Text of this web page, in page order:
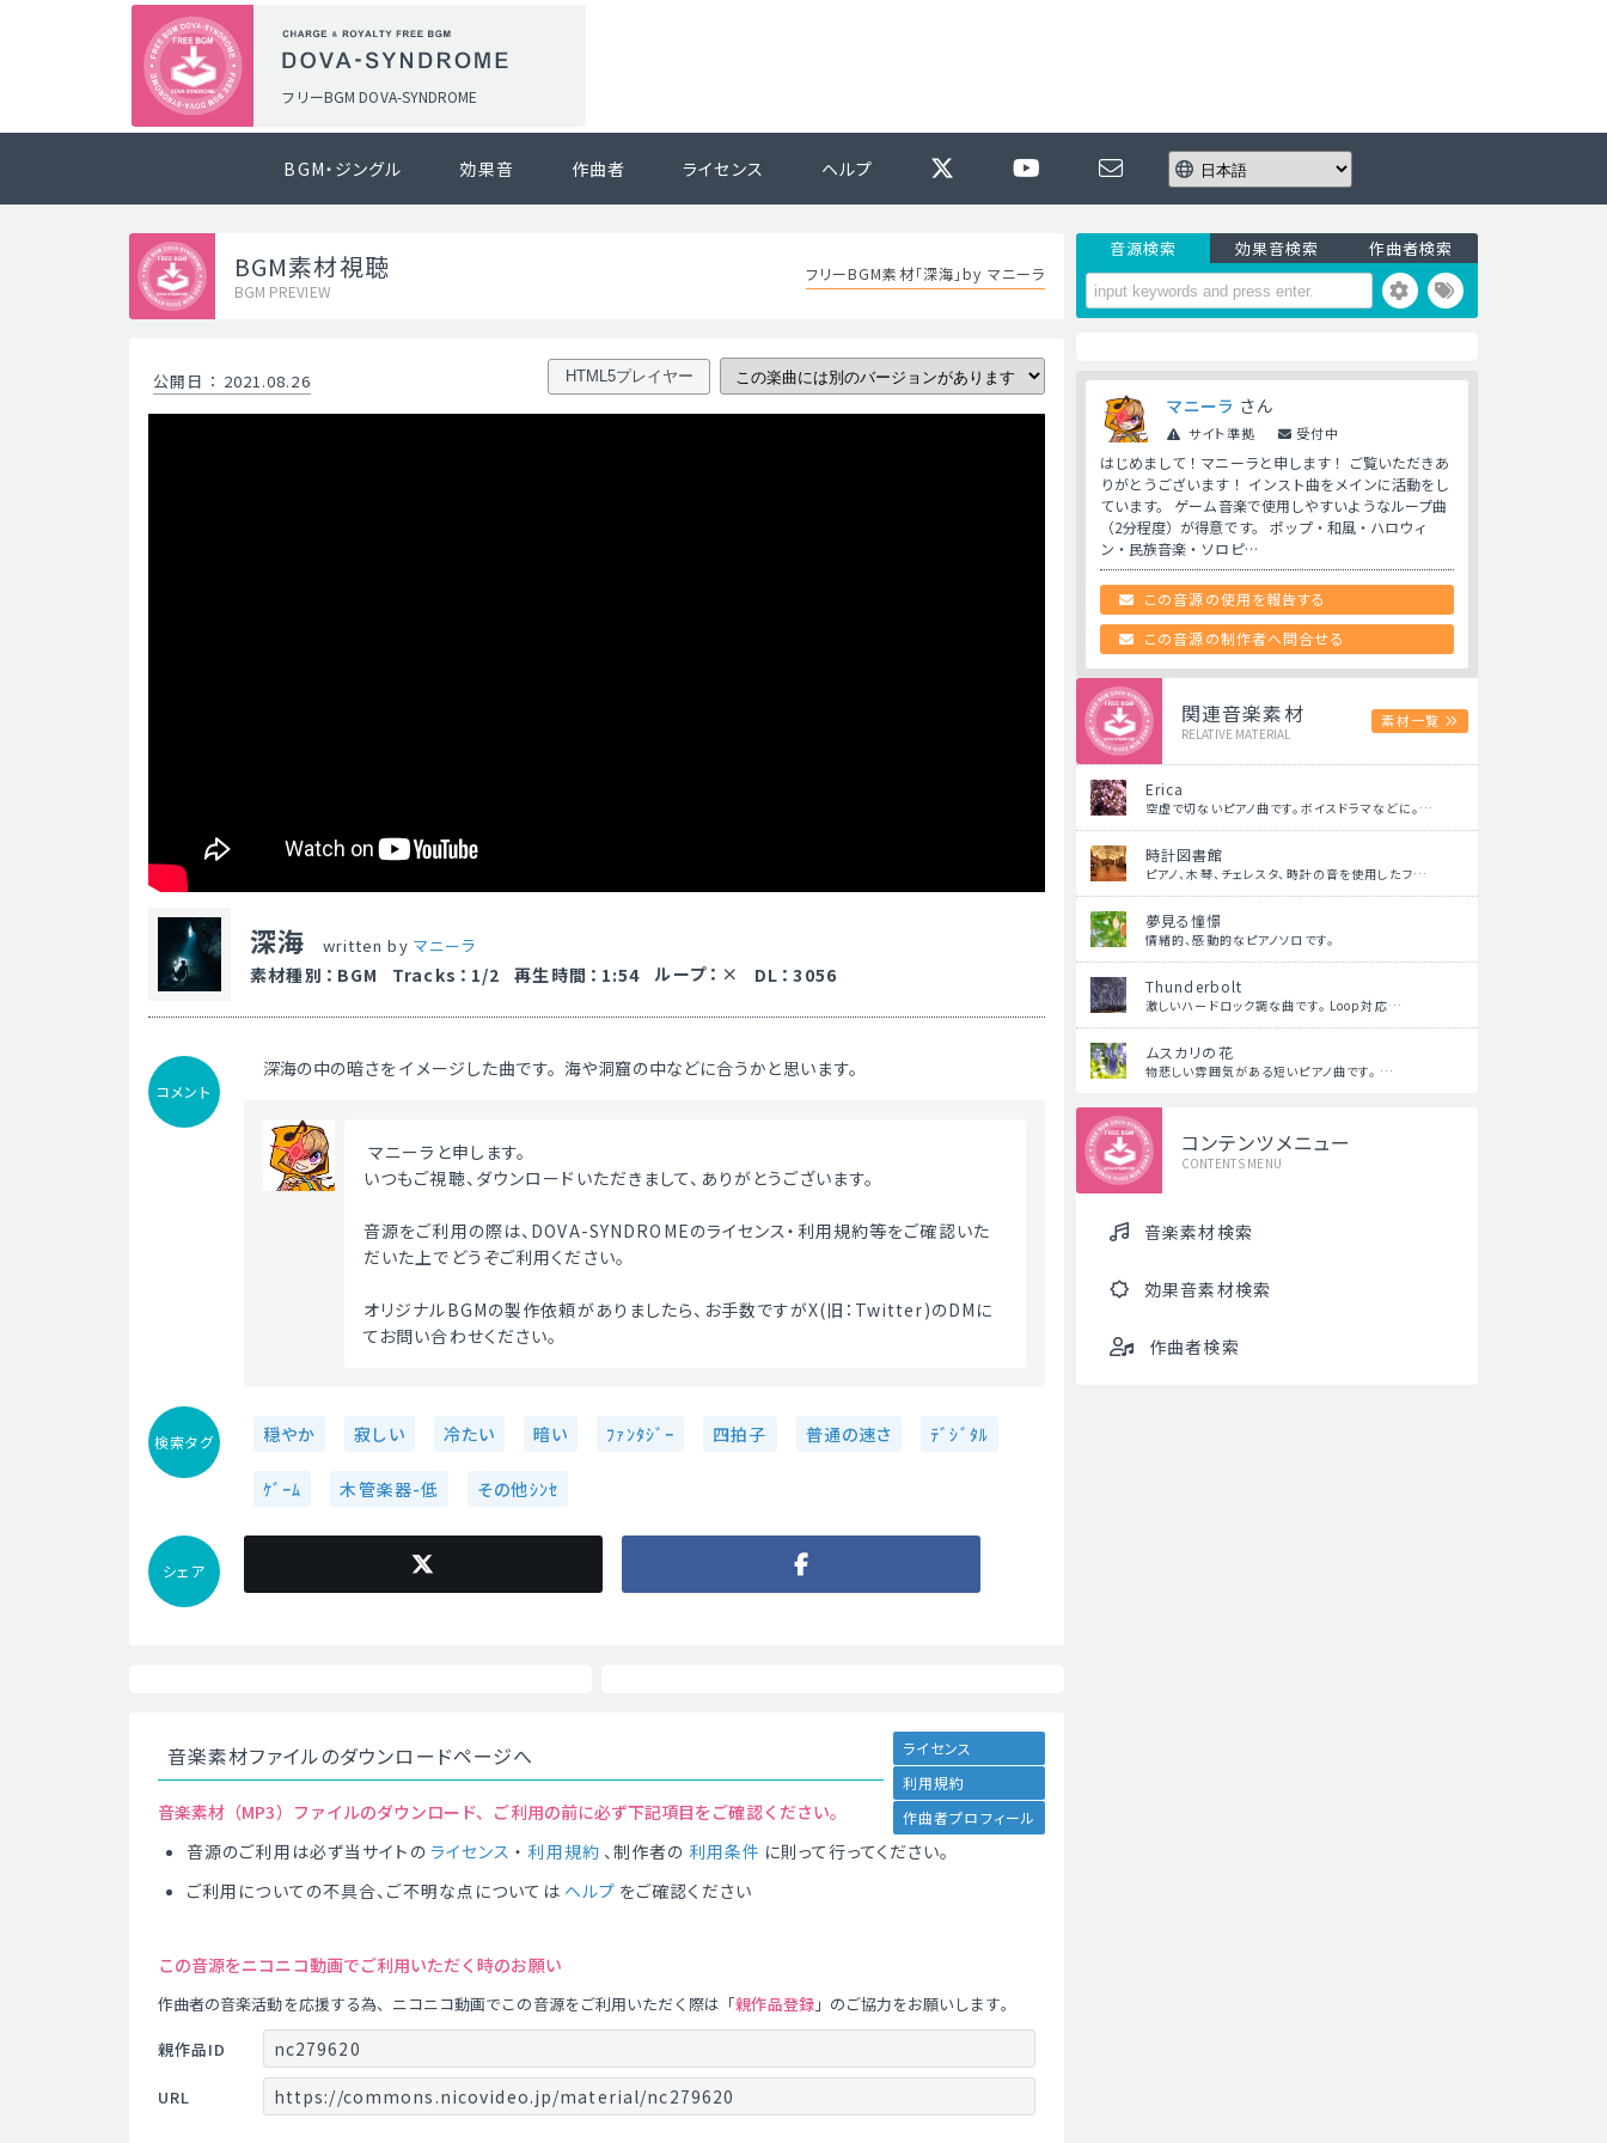
フリーBGM DOVA-SYNDROME
BGM・ジングル 効果音 作曲者 ライセンス ヘルプ
BGM素材視聴
BGM PREVIEW
フリーBGM素材「深海」by マニーラ
公開日 ： 2021.08.26 HTML5プレイヤー
深海 written by マニーラ
素材種別 ： BGM Tracks ： 1/2 再生時間 ： 1:54 ループ ： DL ： 3056
コメント
深海の中の暗さをイメージした曲です。海や洞窟の中などに合うかと思います。
マニーラと申します。
いつもご視聴、ダウンロードいただきまして、ありがとうございます。
音源をご利用の際は、DOVA-SYNDROMEのライセンス・利用規約等をご確認いた
だいた上でどうぞご利用ください。
オリジナルBGMの製作依頼がありましたら、お手数ですがX(旧：Twitter)のDMに
てお問い合わせください。
検索タグ 穏やか 寂しい 冷たい 暗い ﾌｧﾝﾀｼﾞｰ 四拍子 普通の速さ ﾃﾞｼﾞﾀﾙ
ｹﾞｰﾑ 木管楽器-低 その他ｼﾝｾ
シェア
音楽素材ファイルのダウンロードページへ
ライセンス
利用規約
作曲者プロフィール
音楽素材（MP3）ファイルのダウンロード、ご利用の前に必ず下記項目をご確認ください。
音源のご利用は必ず当サイトの ライセンス ・ 利用規約 、制作者の 利用条件 に則って行ってください。
ご利用についての不具合、ご不明な点については ヘルプ をご確認ください
この音源をニコニコ動画でご利用いただく時のお願い
作曲者の音楽活動を応援する為、ニコニコ動画でこの音源をご利用いただく際は「親作品登録」のご協力をお願いします。
親作品ID
nc279620
URL https://commons.nicovideo.jp/material/nc279620
音源検索 効果音検索 作曲者検索
マニーラ さん
サイト準拠 受付中
はじめまして！マニーラと申します！ ご覧いただきあ
りがとうございます！ インスト曲をメインに活動をし
ています。 ゲーム音楽で使用しやすいようなループ曲
（2分程度）が得意です。 ポップ・和風・ハロウィ
ン・民族音楽・ソロピ…
この音源の使用を報告する
この音源の制作者へ問合せる
関連音楽素材
RELATIVE MATERIAL
素材一覧
Erica
空虚で切ないピアノ曲です。ボイスドラマなどに。…
時計図書館
ピアノ、木琴、チェレスタ、時計の音を使用したフ…
夢見る憧憬
情緒的、感動的なピアノソロです。
Thunderbolt
激しいハードロック調な曲です。 Loop対応…
ムスカリの花
物悲しい雰囲気がある短いピアノ曲です。 …
コンテンツメニュー
CONTENTS MENU
音楽素材検索
効果音素材検索
作曲者検索